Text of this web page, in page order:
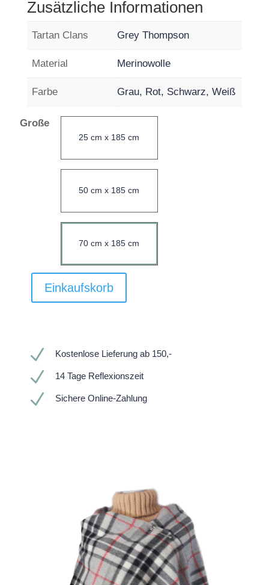
Zusätzliche Informationen
Tartan Clans Grey Thompson
Material Merinowolle
Farbe Grau, Rot, Schwarz, Weiß
Große
25 cm x 185 cm
50 cm x 185 cm
70 cm x 185 cm
Einkaufskorb
N Kostenlose Lieferung ab 150,-
N 14 Tage Reflexionszeit
N Sichere Online-Zahlung